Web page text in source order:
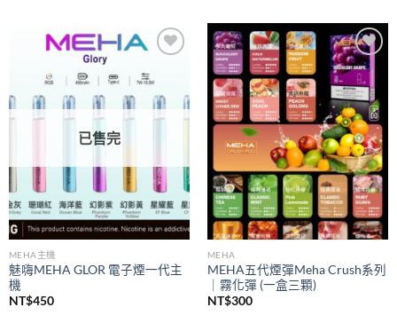
wishlist
已售完
MEHA主機
魅嗨MEHA GLOR 電子煙一代主
機
NT$450
Add to
wishlist
MEHA
MEHA五代煙彈Meha Crush系列
｜霧化彈 (一盒三顆)
NT$300